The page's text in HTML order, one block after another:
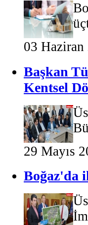
03
Başkan
Kentsel
29 Mayıs
Boğaz'da